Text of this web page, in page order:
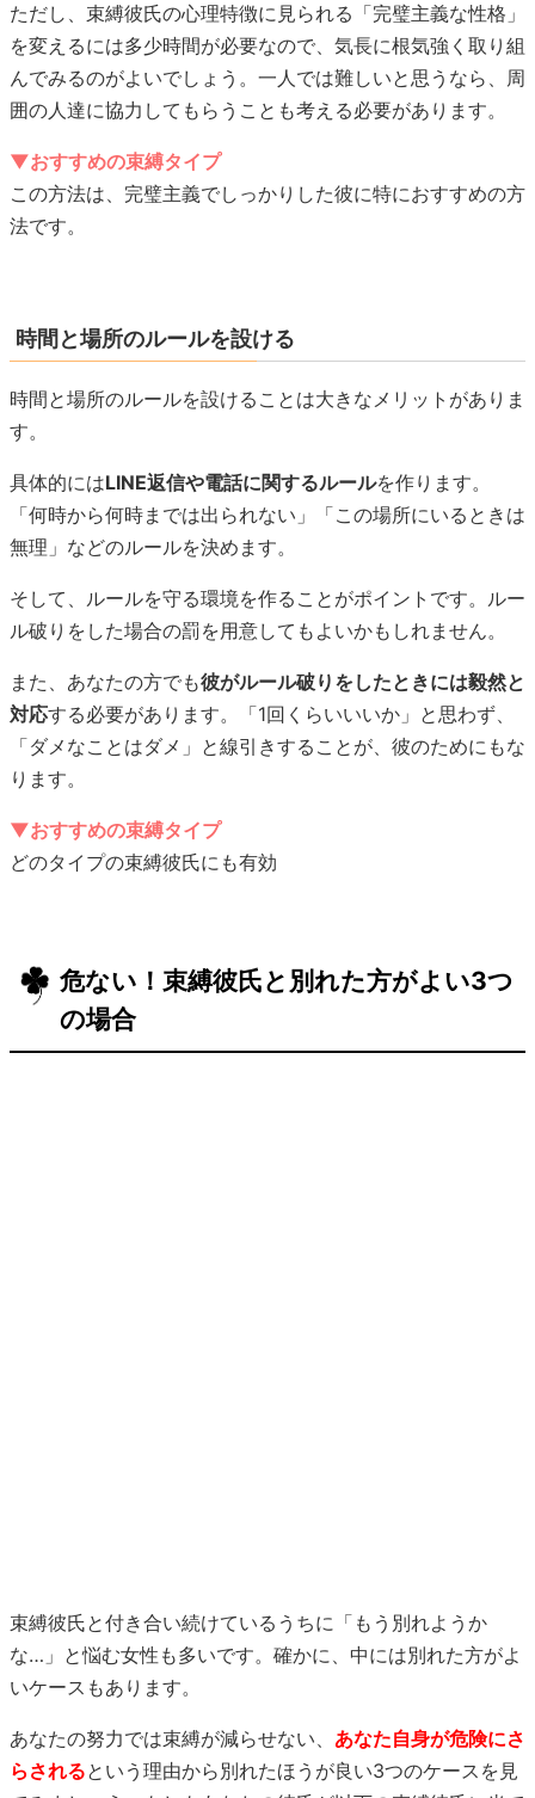
ただし、束縛彼氏の心理特徴に見られる「完璧主義な性格」
を変えるには多少時間が必要なので、気長に根気強く取り組
んでみるのがよいでしょう。一人では難しいと思うなら、周
囲の人達に協力してもらうことも考える必要があります。
▼おすすめの束縛タイプ
この方法は、完璧主義でしっかりした彼に特におすすめの方
法です。
時間と場所のルールを設ける
時間と場所のルールを設けることは大きなメリットがありま
す。
具体的にはLINE返信や電話に関するルールを作ります。
「何時から何時までは出られない」「この場所にいるときは
無理」などのルールを決めます。
そして、ルールを守る環境を作ることがポイントです。ルー
ル破りをした場合の罰を用意してもよいかもしれません。
また、あなたの方でも彼がルール破りをしたときには毅然と
対応する必要があります。「1回くらいいいか」と思わず、
「ダメなことはダメ」と線引きすることが、彼のためにもな
ります。
▼おすすめの束縛タイプ
どのタイプの束縛彼氏にも有効
危ない！束縛彼氏と別れた方がよい3つ
の場合
束縛彼氏と付き合い続けているうちに「もう別れようか
な…」と悩む女性も多いです。確かに、中には別れた方がよ
いケースもあります。
あなたの努力では束縛が減らせない、 あなた自身が危険にさ
らされるという理由から別れたほうが良い3つのケースを見